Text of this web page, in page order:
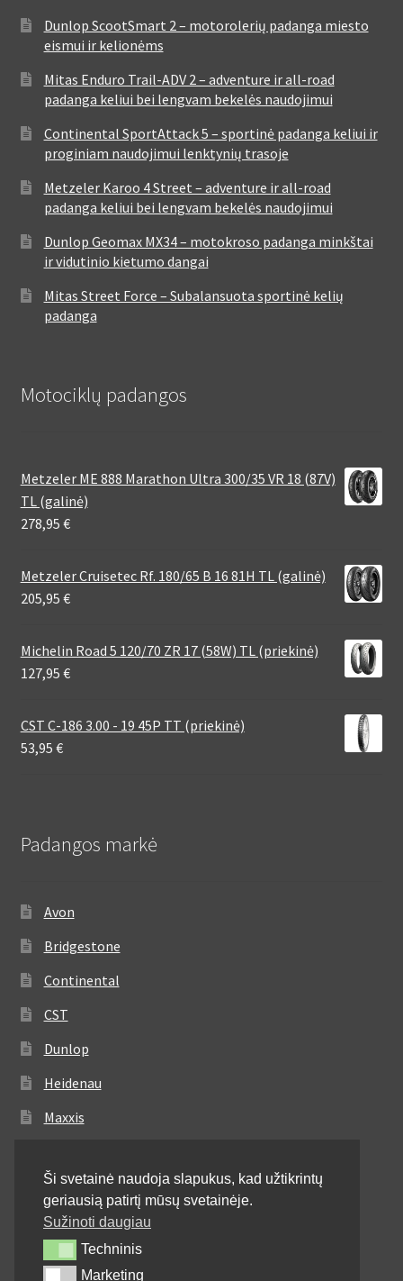
Dunlop ScootSmart 2 – motorolerių padanga miesto
eismui ir kelionėms
Mitas Enduro Trail-ADV 2 – adventure ir all-road
padanga keliui bei lengvam bekelės naudojimui
Continental SportAttack 5 – sportinė padanga keliui ir
proginiam naudojimui lenktynių trasoje
Metzeler Karoo 4 Street – adventure ir all-road
padanga keliui bei lengvam bekelės naudojimui
Dunlop Geomax MX34 – motokroso padanga minkštai
ir vidutinio kietumo dangai
Mitas Street Force – Subalansuota sportinė kelių
padanga
Motociklų padangos
Metzeler ME 888 Marathon Ultra 300/35 VR 18 (87V)
TL (galinė)
278,95 €
Metzeler Cruisetec Rf. 180/65 B 16 81H TL (galinė)
205,95 €
Michelin Road 5 120/70 ZR 17 (58W) TL (priekinė)
127,95 €
CST C-186 3.00 - 19 45P TT (priekinė)
53,95 €
Padangos markė
Avon
Bridgestone
Continental
CST
Dunlop
Heidenau
Maxxis
Michelin
Mitas
Pirelli
Ši svetainė naudoja slapukus, kad užtikrintų
geriausią patirtį mūsų svetainėje.
Sužinoti daugiau
TechninisTechninis
MarketingMarketing